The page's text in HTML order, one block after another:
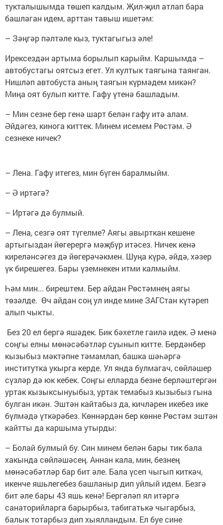
тукталышымда төшеп калдым. Җил-җил атлап бара
башлаган идем, арттан тавыш ишетәм:
– Зәңгәр пәлтәле кыз, туктагыгыз әле!
Ирексездән артыма борылып карыйм. Каршымда –
автобустагы оятсыз егет. Ул култык таягына таянган.
Нишләп автобуста аның таягын күрмәдем микән?
Миңа оят булып китте. Гафу үтенә башладым.
– Мин сезне бер генә шарт белән гафу итә алам.
Әйдәгез, кинога киттек. Минем исемем Рөстәм. Ә
сезнеке ничек?
– Лена. Гафу итегез, мин бүген баралмыйм.
– Ә иртәгә?
– Иртәгә дә булмый.
– Лена, сезгә оят түгелме? Аягы авырткан кешене
артыгыздан йөгерергә мәҗбүр итәсез. Ничек кенә
киреләнсәгез дә йөгерәчәкмен. Шуңа күрә, әйдә, хәзер
үк бирешегез. Бары үземнекен итми калмыйм.
Һәм мин... бирештем. Бер айдан Рөстәмнең аягы
төзәлде. Өч айдан соң ул инде мине ЗАГСтан күтәреп
алып чыкты.
Без 20 ел бергә яшәдек. Бик бәхетле гаилә идек. Ә менә
соңгы елны мөнәсәбәтләр суынып китте. Бердәнбер
кызыбыз мәктәпне тәмамлап, башка шәһәргә
институтка укырга керде. Ул янда булмагач, сөйләшер
сүзләр дә юк кебек. Соңгы елларда безне берләштергән
уртак кызыксынуыбыз, уртак темабыз кызыбыз гына
булган икән. Эштән кайтабыз да, кичләрен икебез ике
бүлмәдә үткәрәбез. Көннәрдән бер көнне Рөстәм эштән
кайтты да каршыма утырды:
– Болай булмый бу. Син минем белән бары тик бала
хакында сөйләшәсең. Аннан кала, мин, безнең
мөнәсәбәтләр бар бит әле. Бала үсеп чыгып киткәч,
икенче яшьлегебез башланыр дип уйлый идем. Безгә
бит әле бары 43 яшь кенә! Бергәләп ял итәргә
санаторийларга барырбыз, табигатькә чыгарбыз,
балык тотарбыз дип хыялландым. Ел буе сине